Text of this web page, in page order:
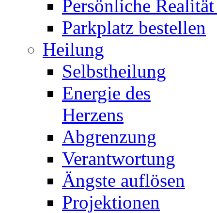
Persönliche
Parkplatz bestellen
Heilung
Selbstheilung
Energie des
Herzens
Abgrenzung
Verantwortung
Ängste auflösen
Projektionen